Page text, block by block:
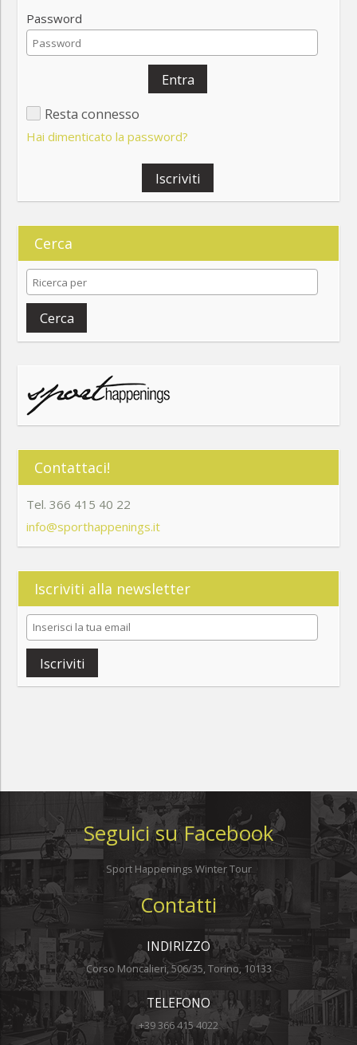
Password
Entra
Resta connesso
Hai dimenticato la password?
Iscriviti
Cerca
Cerca
Contattaci!
Tel. 366 415 40 22
info@sporthappenings.it
Iscriviti alla newsletter
Iscriviti
Seguici su Facebook
Sport Happenings Winter Tour
Contatti
INDIRIZZO
Corso Moncalieri, 506/35, Torino, 10133
TELEFONO
+39 366 415 4022